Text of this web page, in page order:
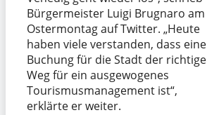
Bürgermeister Luigi Brugnaro am
Ostermontag auf Twitter. „Heute
haben viele verstanden, dass eine
Buchung für die Stadt der richtige
Weg für ein ausgewogenes
Tourismusmanagement ist“,
erklärte er weiter.